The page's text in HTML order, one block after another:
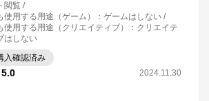
閲覧
使用する用途（ゲーム）
： ゲームはしない
使用する用途（クリエイティブ）
： クリエイテ
はしない
入確認済み
5.0 2024.11.30